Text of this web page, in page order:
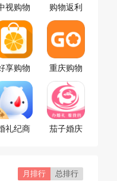
视购物
app
购物返利
联盟
享购物
app
重庆购物
狂app
礼纪商
茄子婚庆
月排行 总排行